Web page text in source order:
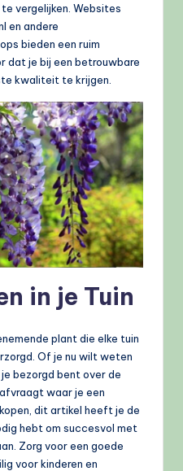
vergelijken. Websites
en andere
bieden een ruim
dat je bij een betrouwbare
kwaliteit te krijgen.
in je Tuin
plant die elke tuin
Of je nu wilt weten
je bezorgd bent over de
waar je een
dit artikel heeft je de
hebt om succesvol met
Zorg voor een goede
voor kinderen en